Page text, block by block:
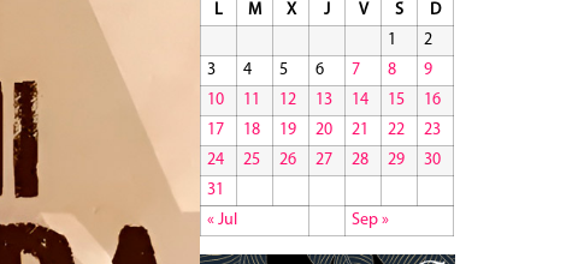
L
M X J V S
D
1
2
3
4 5 6 7 8
9
10
11 12 13 14 15
16
17
18 19 20 21 22
23
24
25 26 27 28 29
30
31
« Jul
Sep »